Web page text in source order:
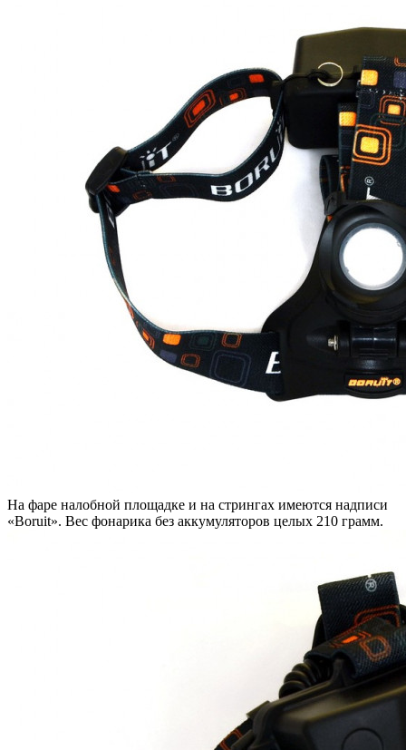
На фаре налобной площадке и на стрингах имеются надписи
«Boruit». Вес фонарика без аккумуляторов целых 210 грамм.